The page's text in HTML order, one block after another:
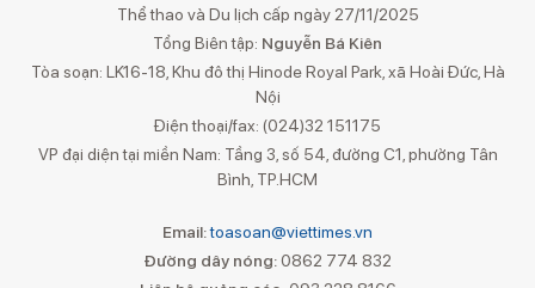
Thể thao và Du lịch cấp ngày 27/11/2025
Tổng Biên tập: Nguyễn Bá Kiên
Tòa soạn: LK16-18, Khu đô thị Hinode Royal Park, xã Hoài Đức, Hà
Nội
Điện thoại/fax: (024)32 151175
VP đại diện tại miền Nam: Tầng 3, số 54, đường C1, phường Tân
Bình, TP.HCM
Email:toasoan@viettimes.vn
Đường dây nóng: 0862 774 832